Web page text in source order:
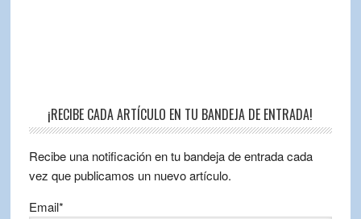
¡RECIBE CADA ARTÍCULO EN TU BANDEJA DE ENTRADA!
Recibe una notificación en tu bandeja de entrada cada
vez que publicamos un nuevo artículo.
Email*